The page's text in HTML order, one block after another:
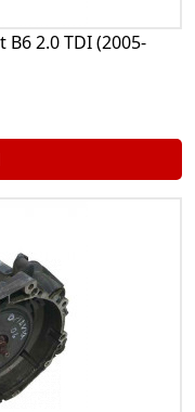
2.0 TDI (2005-